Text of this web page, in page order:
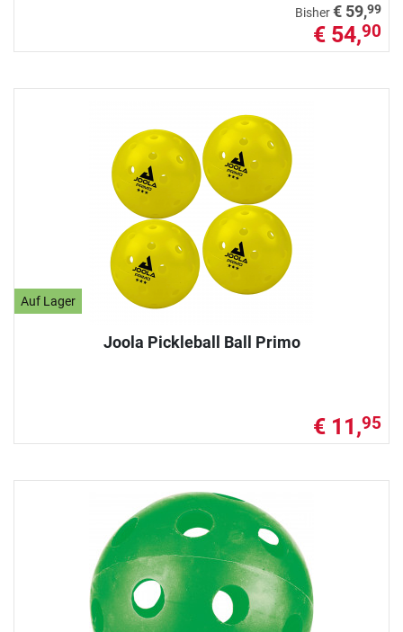
Bisher€ 59,99
€ 54,90
Auf Lager
Joola Pickleball Ball Primo
€ 11,95